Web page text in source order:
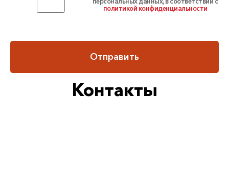
политикой конфиденциальности
Отправить
Контакты